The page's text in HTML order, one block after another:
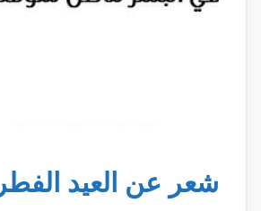
شعر عن العيد الفطر